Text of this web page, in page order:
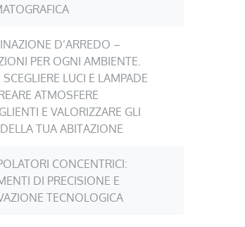
D’ARREDO –
PER OGNI AMBIENTE.
LUCI E LAMPADE
ATMOSFERE
E VALORIZZARE GLI
TUA ABITAZIONE
CONCENTRICI:
DI PRECISIONE E
TECNOLOGICA